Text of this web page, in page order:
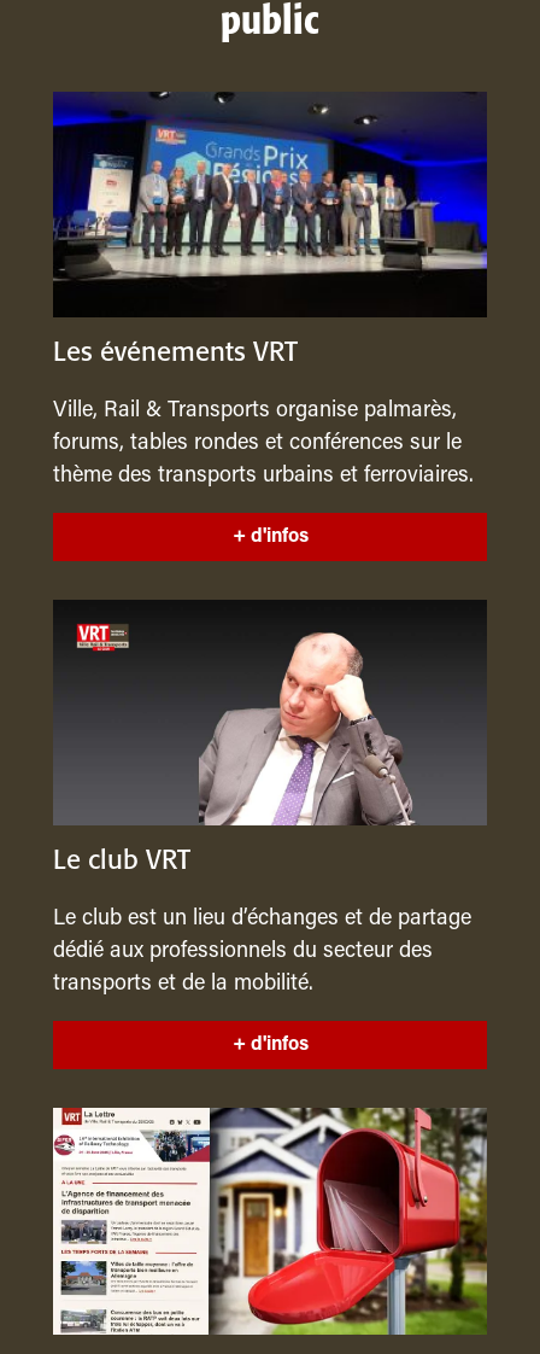
public
Les événements VRT
Ville, Rail & Transports organise palmarès,
forums, tables rondes et conférences sur le
thème des transports urbains et ferroviaires.
+ d'infos
Le club VRT
Le club est un lieu d’échanges et de partage
dédié aux professionnels du secteur des
transports et de la mobilité.
+ d'infos